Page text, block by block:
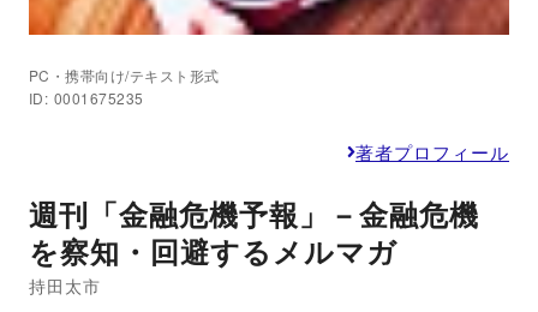
PC・携帯向け/テキスト形式
ID: 0001675235
著者プロフィール
週刊「金融危機予報」－金融危機
を察知・回避するメルマガ
持田太市